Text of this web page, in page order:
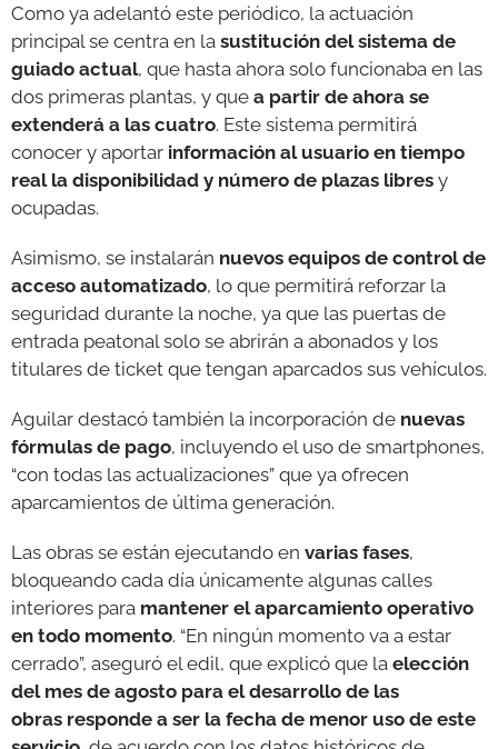
Como ya adelantó este periódico, la actuación
principal se centra en la sustitución del sistema de
guiado actual, que hasta ahora solo funcionaba en las
dos primeras plantas, y que a partir de ahora se
extenderá a las cuatro. Este sistema permitirá
conocer y aportar información al usuario en tiempo
real la disponibilidad y número de plazas libres y
ocupadas.
Asimismo, se instalarán nuevos equipos de control de
acceso automatizado, lo que permitirá reforzar la
seguridad durante la noche, ya que las puertas de
entrada peatonal solo se abrirán a abonados y los
titulares de ticket que tengan aparcados sus vehículos.
Aguilar destacó también la incorporación de nuevas
fórmulas de pago, incluyendo el uso de smartphones,
“con todas las actualizaciones” que ya ofrecen
aparcamientos de última generación.
Las obras se están ejecutando en varias fases,
bloqueando cada día únicamente algunas calles
interiores para mantener el aparcamiento operativo
en todo momento. “En ningún momento va a estar
cerrado”, aseguró el edil, que explicó que la elección
del mes de agosto para el desarrollo de las
obras responde a ser la fecha de menor uso de este